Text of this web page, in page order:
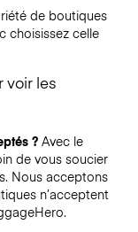
de boutiques
choisissez celle
les
? Avec le
de vous soucier
Nous acceptons
n’acceptent